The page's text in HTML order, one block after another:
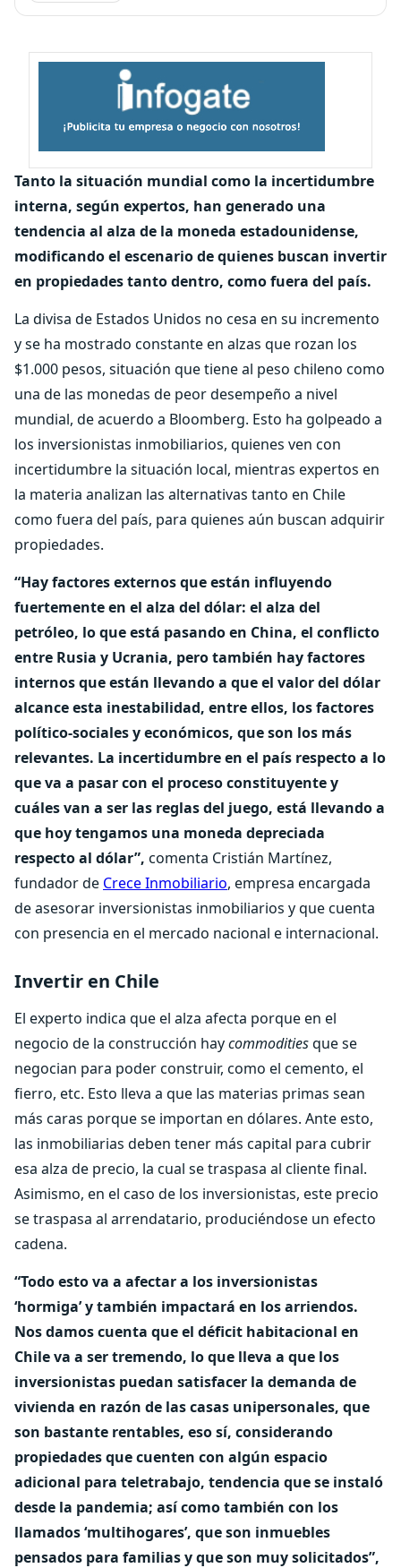
Tanto la situación mundial como la incertidumbre
interna, según expertos, han generado una
tendencia al alza de la moneda estadounidense,
modificando el escenario de quienes buscan invertir
en propiedades tanto dentro, como fuera del país.
La divisa de Estados Unidos no cesa en su incremento
y se ha mostrado constante en alzas que rozan los
$1.000 pesos, situación que tiene al peso chileno como
una de las monedas de peor desempeño a nivel
mundial, de acuerdo a Bloomberg. Esto ha golpeado a
los inversionistas inmobiliarios, quienes ven con
incertidumbre la situación local, mientras expertos en
la materia analizan las alternativas tanto en Chile
como fuera del país, para quienes aún buscan adquirir
propiedades.
“Hay factores externos que están influyendo
fuertemente en el alza del dólar: el alza del
petróleo, lo que está pasando en China, el conflicto
entre Rusia y Ucrania, pero también hay factores
internos que están llevando a que el valor del dólar
alcance esta inestabilidad, entre ellos, los factores
político-sociales y económicos, que son los más
relevantes. La incertidumbre en el país respecto a lo
que va a pasar con el proceso constituyente y
cuáles van a ser las reglas del juego, está llevando a
que hoy tengamos una moneda depreciada
respecto al dólar”, comenta Cristián Martínez,
fundador de Crece Inmobiliario, empresa encargada
de asesorar inversionistas inmobiliarios y que cuenta
con presencia en el mercado nacional e internacional.
Invertir en Chile
El experto indica que el alza afecta porque en el
negocio de la construcción haycommoditiesque se
negocian para poder construir, como el cemento, el
fierro, etc. Esto lleva a que las materias primas sean
más caras porque se importan en dólares. Ante esto,
las inmobiliarias deben tener más capital para cubrir
esa alza de precio, la cual se traspasa al cliente final.
Asimismo, en el caso de los inversionistas, este precio
se traspasa al arrendatario, produciéndose un efecto
cadena.
“Todo esto va a afectar a los inversionistas
‘hormiga’ y también impactará en los arriendos.
Nos damos cuenta que el déficit habitacional en
Chile va a ser tremendo, lo que lleva a que los
inversionistas puedan satisfacer la demanda de
vivienda en razón de las casas unipersonales, que
son bastante rentables, eso sí, considerando
propiedades que cuenten con algún espacio
adicional para teletrabajo, tendencia que se instaló
desde la pandemia; así como también con los
llamados ‘multihogares’, que son inmuebles
pensados para familias y que son muy solicitados”,